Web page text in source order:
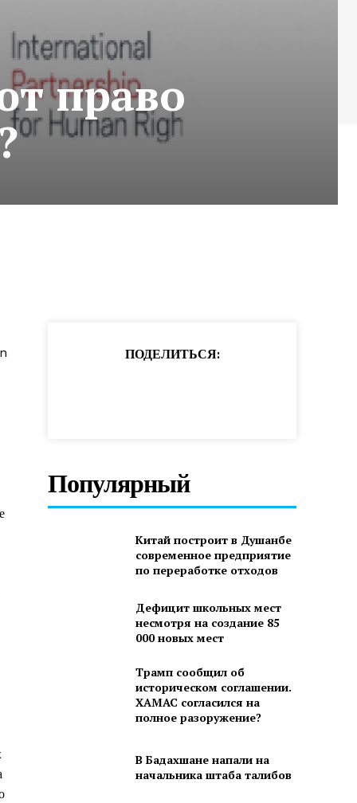
право
ПОДЕЛИТЬСЯ:
Популярный
Китай построит в Душанбе
современное предприятие
по переработке отходов
Дефицит школьных мест
несмотря на создание 85
000 новых мест
Трамп сообщил об
историческом соглашении.
ХАМАС согласился на
полное разоружение?
В Бадахшане напали на
начальника штаба талибов